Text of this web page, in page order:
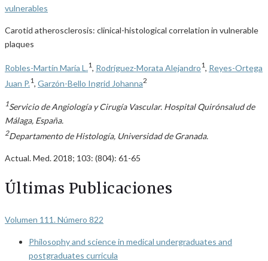
vulnerables
Carotid atherosclerosis: clinical-histological correlation in vulnerable
plaques
Robles-Martín María L.1, Rodríguez-Morata Alejandro1, Reyes-Ortega
Juan P. 1 Garzón-Bello Ingrid Johanna2
1Servicio de Angiología y Cirugía Vascular. Hospital Quirónsalud de
Málaga, España.
2Departamento de Histología, Universidad de Granada.
Actual. Med. 2018; 103: (804): 61-65
Últimas Publicaciones
Volumen 111. Número 822
Philosophy and science in medical undergraduates and
postgraduates curricula